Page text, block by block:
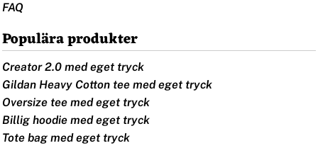
FAQ
Populära produkter
Creator 2.0 med eget tryck
Gildan Heavy Cotton tee med eget tryck
Oversize tee med eget tryck
Billig hoodie med eget tryck
Tote bag med eget tryck